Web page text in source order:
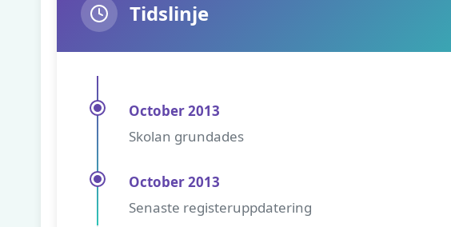
Tidslinje
October 2013
Skolan grundades
October 2013
Senaste registeruppdatering